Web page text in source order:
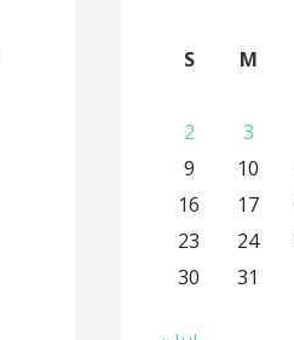
S
M
2
3
9
10
16
17
23
24
30
31